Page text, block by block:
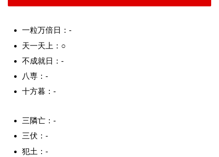
一粒万倍日：-
天一天上：○
不成就日：-
八専：-
十方暮：-
三隣亡：-
三伏：-
犯土：-